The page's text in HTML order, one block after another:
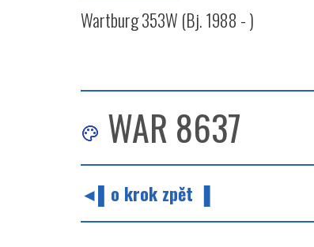
Wartburg 353W (Bj. 1988 - )
WAR 8637
◄▌o krok zpět ▐